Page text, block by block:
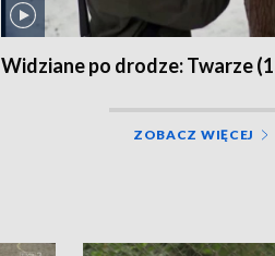
Widziane po drodze: Twarze
ZOBACZ WIĘCEJ